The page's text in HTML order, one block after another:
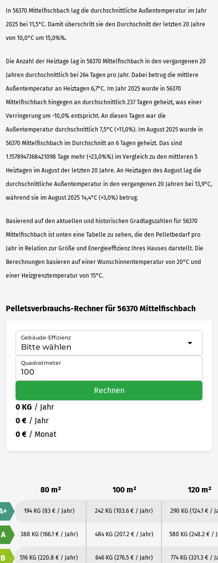
In 56370 Mittelfischbach lag die durchschnittliche Außentemperatur im Jahr
2025 bei 11,5°C. Damit überschritt sie den Durchschnitt der letzten 20 Jahre
von 10,0°C um 15,0%%.
Die Anzahl der Heiztage lag in 56370 Mittelfischbach in den vergangenen 20
Jahren durchschnittlich bei 264 Tagen pro Jahr. Dabei betrug die mittlere
Außentemperatur an Heiztagen 6,7°C. Im Jahr 2025 wurde in 56370
Mittelfischbach hingegen an durchschnittlich 237 Tagen geheizt, was einer
Verringerung um -10,0% entspricht. An diesen Tagen war die
Außentemperatur durchschnittlich 7,5°C (+11,0%). Im August 2025 wurde in
56370 Mittelfischbach im Durchschnitt an 6 Tagen geheizt. Das sind
1.1578947368421098 Tage mehr (+23,0%%) im Vergleich zu den mittleren 5
Heiztagen im August der letzten 20 Jahre. An Heiztagen des August lag die
durchschnittliche Außentemperatur in den vergangenen 20 Jahren bei 13,9°C,
während sie im August 2025 14,4°C (+3,0%) betrug.
Basierend auf den aktuellen und historischen Gradtagszahlen für 56370
Mittelfischbach ist unten eine Tabelle zu sehen, die den Pelletbedarf pro
Jahr in Relation zur Größe und Energieeffizienz Ihres Hauses darstellt. Die
Berechnungen basieren auf einer Wunschinnentemperatur von 20°C und
einer Heizgrenztemperatur von 15°C.
Pelletsverbrauchs-Rechner für 56370 Mittelfischbach
Gebäude-Effizienz
Quadratmeter
Rechnen
0 KG / Jahr
0 € / Jahr
0 € / Monat
80 m² 100 m² 120 m²
194 KG (83 € / Jahr) 242 KG (103.6 € / Jahr) 290 KG (124.1 € /
A 388 KG (166.1 € / Jahr) 484 KG (207.2 € / Jahr) 580 KG (248.2 € /
B 516 KG (220.8 € / Jahr) 646 KG (276.5 € / Jahr) 774 KG (331.3 € /